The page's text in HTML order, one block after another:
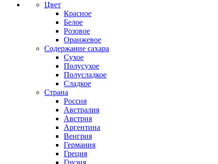
Цвет
Красное
Белое
Розовое
Оранжевое
Содержание сахара
Сухое
Полусухое
Полусладкое
Сладкое
Страна
Россия
Австралия
Австрия
Аргентина
Венгрия
Германия
Греция
Грузия